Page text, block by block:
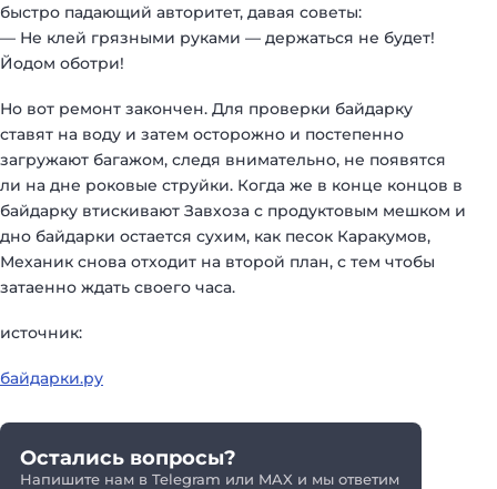
быстро падающий авторитет, давая советы:
— Не клей грязными руками — держаться не будет!
Йодом оботри!
Но вот ремонт закончен. Для проверки байдарку
ставят на воду и затем осторожно и постепенно
загружают багажом, следя внимательно, не появятся
ли на дне роковые струйки. Когда же в конце концов в
байдарку втискивают Завхоза с продуктовым мешком и
дно байдарки остается сухим, как песок Каракумов,
Механик снова отходит на второй план, с тем чтобы
затаенно ждать своего часа.
источник:
байдарки.ру
Остались вопросы?
Напишите нам в Telegram или MAX и мы ответим